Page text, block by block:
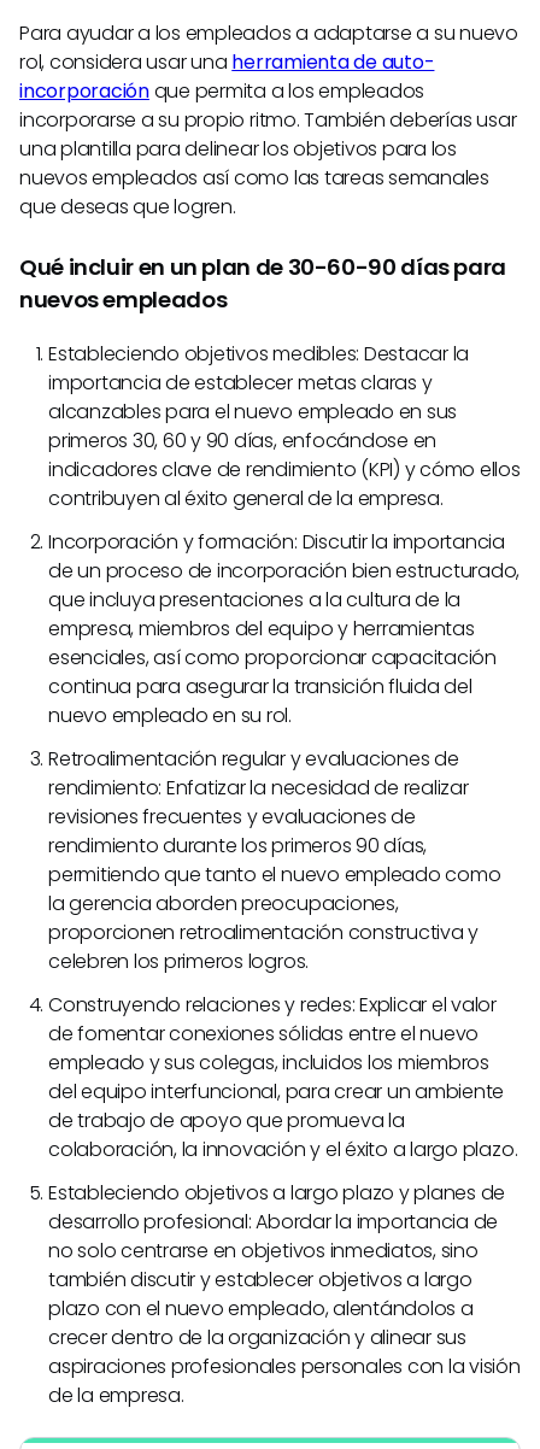
Para ayudar a los empleados a adaptarse a su nuevo
rol, considera usar una herramienta de auto-
incorporaciónque permita a los empleados
incorporarse a su propio ritmo. También deberías usar
una plantilla para delinear los objetivos para los
nuevos empleados así como las tareas semanales
que deseas que logren.
Qué incluir en un plan de 30-60-90 días para
nuevos empleados
Estableciendo objetivos medibles: Destacar la
importancia de establecer metas claras y
alcanzables para el nuevo empleado en sus
primeros 30, 60 y 90 días, enfocándose en
indicadores clave de rendimiento (KPI) y cómo ellos
contribuyen al éxito general de la empresa.
Incorporación y formación: Discutir la importancia
de un proceso de incorporación bien estructurado,
que incluya presentaciones a la cultura de la
empresa, miembros del equipo y herramientas
esenciales, así como proporcionar capacitación
continua para asegurar la transición fluida del
nuevo empleado en su rol.
Retroalimentación regular y evaluaciones de
rendimiento: Enfatizar la necesidad de realizar
revisiones frecuentes y evaluaciones de
rendimiento durante los primeros 90 días,
permitiendo que tanto el nuevo empleado como
la gerencia aborden preocupaciones,
proporcionen retroalimentación constructiva y
celebren los primeros logros.
Construyendo relaciones y redes: Explicar el valor
de fomentar conexiones sólidas entre el nuevo
empleado y sus colegas, incluidos los miembros
del equipo interfuncional, para crear un ambiente
de trabajo de apoyo que promueva la
colaboración, la innovación y el éxito a largo plazo.
Estableciendo objetivos a largo plazo y planes de
desarrollo profesional: Abordar la importancia de
no solo centrarse en objetivos inmediatos, sino
también discutir y establecer objetivos a largo
plazo con el nuevo empleado, alentándolos a
crecer dentro de la organización y alinear sus
aspiraciones profesionales personales con la visión
de la empresa.